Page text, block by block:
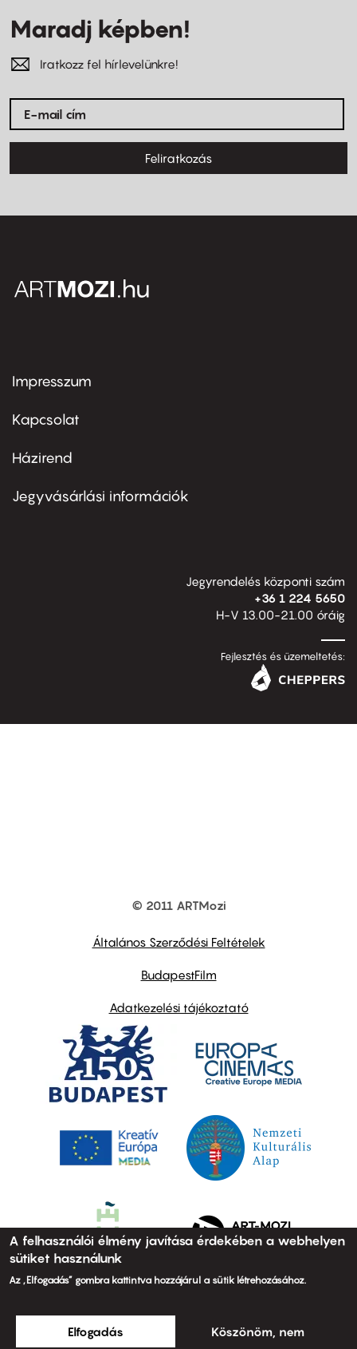
Maradj képben!
Iratkozz fel hírlevelünkre!
Feliratkozás
Footer
first
Impresszum
Kapcsolat
Footer
second
Házirend
Jegyvásárlási információk
Jegyrendelés központi szám
+36 1 224 5650
H-V 13.00-21.00 óráig
Fejlesztés és üzemeltetés:
© 2011 ARTMozi
Általános Szerződési Feltételek
BudapestFilm
Adatkezelési tájékoztató
A felhasználói élmény javítása érdekében a webhelyen
sütiket használunk
Az „Elfogadás” gombra kattintva hozzájárul a sütik létrehozásához.
Elfogadás Köszönöm, nem